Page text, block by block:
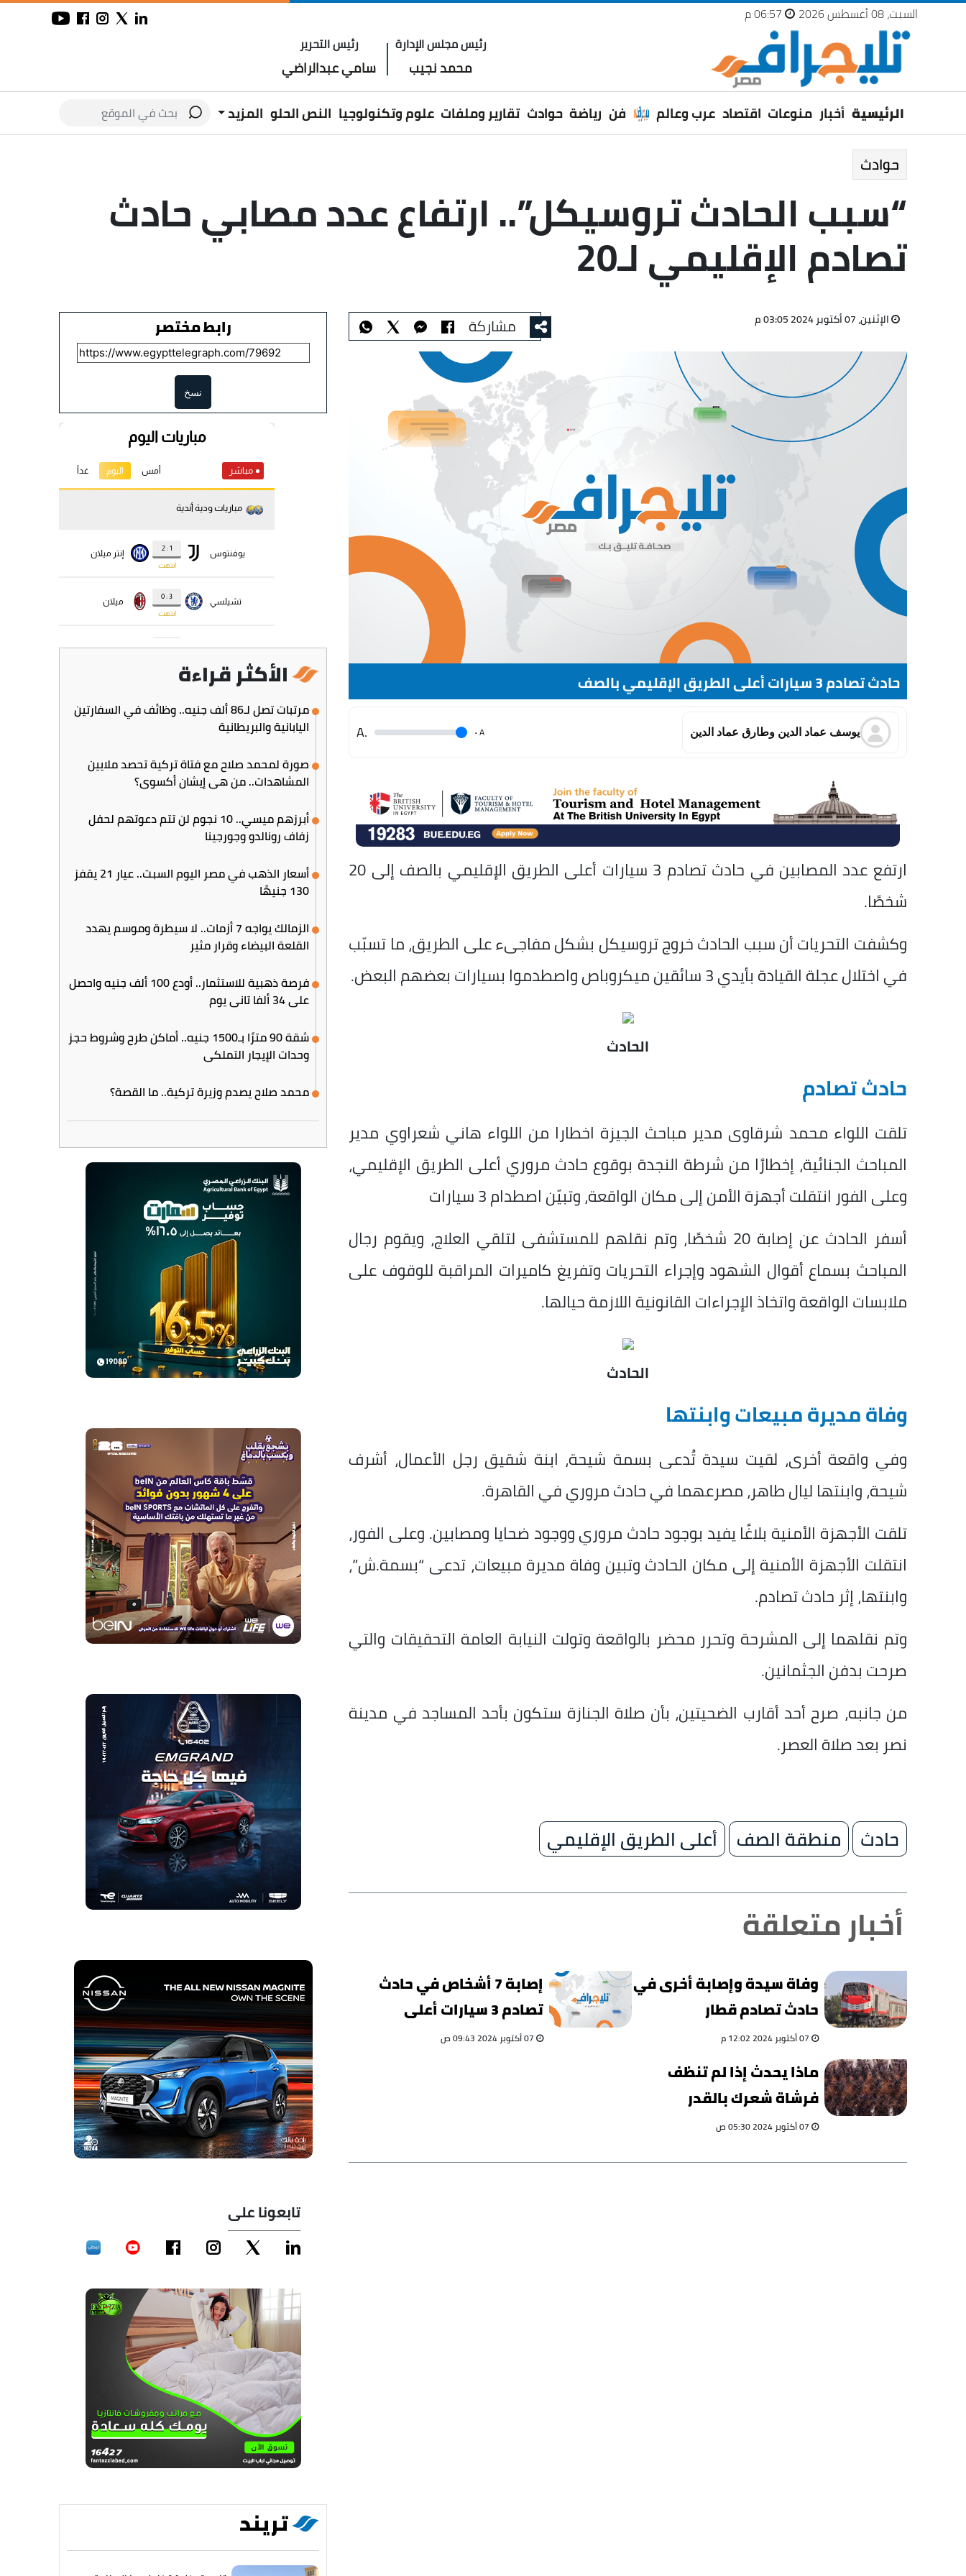
السبت، 08 أغسطس 2026
رئيس مجلس الإدارة
محمد نجيب
رئيس التحرير
سامي عبدالراضي
الرئيسية أخبار منوعات اقتصاد عرب وعالم فن رياضة حوادث تقارير وملفات علوم وتكنولوجيا النص الحلو المزيد
حوادث
“سبب الحادث تروسيكل”.. ارتفاع عدد مصابي حادث
تصادم الإقليمي لـ20
الإثنين، 07 أكتوبر 2024 03:05 م مشاركة
حادث تصادم 3 سيارات أعلى الطريق الإقليمي بالصف
يوسف عماد الدين وطارق عماد الدين A
.
.A
ارتفع عدد المصابين في حادث تصادم 3 سيارات أعلى الطريق الإقليمي بالصف إلى 20
شخصًا.
وكشفت التحريات أن سبب الحادث خروج تروسيكل بشكل مفاجىء على الطريق، ما تسبّب
في اختلال عجلة القيادة بأيدي 3 سائقين ميكروباص واصطدموا بسيارات بعضهم البعض.
الحادث
حادث تصادم
تلقت اللواء محمد شرقاوى مدير مباحث الجيزة اخطارا من اللواء هاني شعراوي مدير
المباحث الجنائية، إخطارًا من شرطة النجدة بوقوع حادث مروري أعلى الطريق الإقليمي،
وعلى الفور انتقلت أجهزة الأمن إلى مكان الواقعة، وتبيّن اصطدام 3 سيارات
أسفر الحادث عن إصابة 20 شخصًا، وتم نقلهم للمستشفى لتلقي العلاج، ويقوم رجال
المباحث بسماع أقوال الشهود وإجراء التحريات وتفريغ كاميرات المراقبة للوقوف على
ملابسات الواقعة واتخاذ الإجراءات القانونية اللازمة حيالها.
الحادث
وفاة مديرة مبيعات وابنتها
وفي واقعة أخرى، لقيت سيدة تُدعى بسمة شيحة، ابنة شقيق رجل الأعمال، أشرف
شيحة، وابنتها ليال طاهر، مصرعهما في حادث مروري في القاهرة.
تلقت الأجهزة الأمنية بلاغًا يفيد بوجود حادث مروري ووجود ضحايا ومصابين. وعلى الفور،
انتقلت الأجهزة الأمنية إلى مكان الحادث وتبين وفاة مديرة مبيعات، تدعى “بسمة.ش”،
وابنتها، إثر حادث تصادم.
وتم نقلهما إلى المشرحة وتحرر محضر بالواقعة وتولت النيابة العامة التحقيقات والتي
صرحت بدفن الجثمانين.
من جانبه، صرح أحد أقارب الضحيتين، بأن صلاة الجنازة ستكون بأحد المساجد في مدينة
نصر بعد صلاة العصر.
حادث منطقة الصف أعلى الطريق الإقليمي
أخبار متعلقة
وفاة سيدة وإصابة أخرى في
حادث تصادم قطار
وتروسيكل بالمنيا
07 أكتوبر 2024 12:02 م
إصابة 7 أشخاص في حادث
تصادم 3 سيارات أعلى
الطريق الإقليمي.. صور
ماذا يحدث إذا لم تنظف
فرشاة شعرك بالقدر
الكافي؟
07 أكتوبر 2024 05:30 ص
رابط مختصر
نسخ
الأكثر قراءة
مرتبات تصل لـ86 ألف جنيه.. وظائف في السفارتين
اليابانية والبريطانية
صورة لمحمد صلاح مع فتاة تركية تحصد ملايين
المشاهدات.. من هي إيشان أكسوي؟
أبرزهم ميسي.. 10 نجوم لن تتم دعوتهم لحفل
زفاف رونالدو وجورجينا
أسعار الذهب في مصر اليوم السبت.. عيار 21 يقفز
130 جنيهًا
الزمالك يواجه 7 أزمات.. لا سيطرة وموسم يهدد
القلعة البيضاء وقرار مثير
فرصة ذهبية للاستثمار.. أودع 100 ألف جنيه واحصل
على 34 ألفا تاني يوم
شقة 90 مترًا بـ1500 جنيه.. أماكن طرح وشروط حجز
وحدات الإيجار التملكي
محمد صلاح يصدم وزيرة تركية.. ما القصة؟
تابعونا على
تريند